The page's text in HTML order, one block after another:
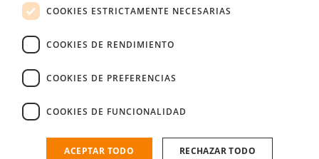
Contraseña
Recordarme
Conectarse
Registro gratuito empresas
Encuentre al candidato perfecto a tan sólo un par de clicks
COOKIES ESTRICTAMENTE NECESARIAS
COOKIES DE RENDIMIENTO
COOKIES DE PREFERENCIAS
COOKIES DE FUNCIONALIDAD
ACEPTAR TODO RECHAZAR TODO